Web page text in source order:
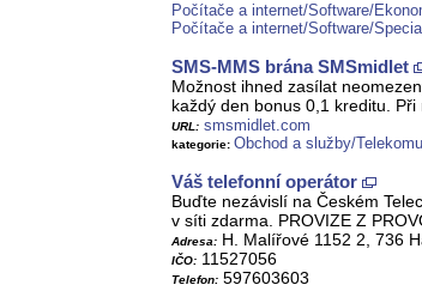
Počítače a internet/Software/
Počítače a internet/Software/
SMS-MMS brána SMSmidlet
Možnost ihned zasílat
každý den bonus 0,1 kreditu.
URL: smsmidlet.com
kategorie: Obchod a služby/
Váš telefonní operátor
Buďte nezávislí na Českém
v síti zdarma. PROVIZE Z
Adresa: H. Malířové 1152 2, 736
IČO: 11527056
Telefon: 597603603